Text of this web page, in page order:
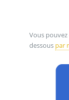
Vous
dessous par